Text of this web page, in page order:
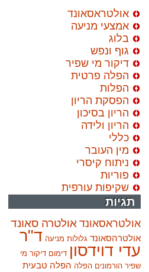
אולטראסאונד
אמצעי מניעה
בלוג
גוף ונפש
דיקור מי שפיר
הפלה פרטית
הפלות
הפסקת הריון
הריון בסיכון
הריון ולידה
כללי
מין העובר
ניתוח קיסרי
פוריות
שקיפות עורפית
תגיות
אולטראסאונד אולטרה סאונד
אולטרהסאונד גלולות מניעה ד"ר
עדי דוידסון דימום דיקור מי
שפיר הורמונים הפלה הפלה טבעית